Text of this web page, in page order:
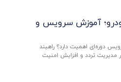
آموزش سرویس و
دوره‌ای اهمیت دارد؟ راهبند
مدیریت تردد و افزایش امنیت